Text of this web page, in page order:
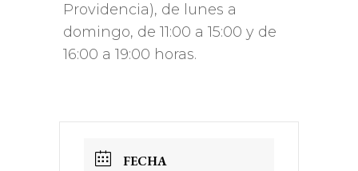
Providencia), de lunes a
domingo, de 11:00 a 15:00 y de
16:00 a 19:00 horas.
FECHA